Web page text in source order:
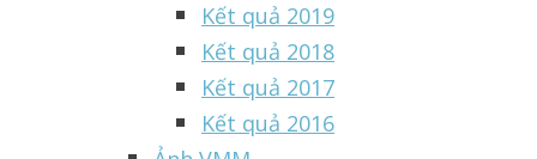
Kết quả 2019
Kết quả 2018
Kết quả 2017
Kết quả 2016